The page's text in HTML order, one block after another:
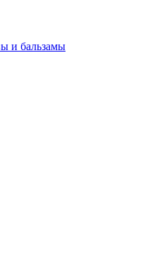
и бальзамы